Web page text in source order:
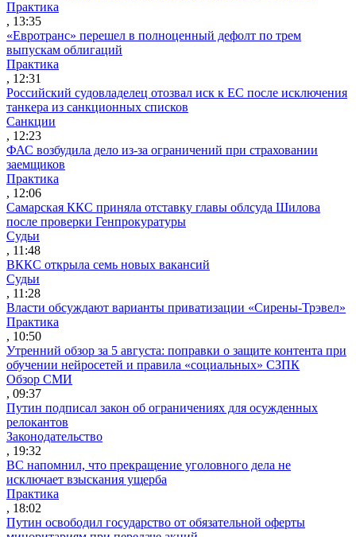
Практика
, 13:35
«Евротранс» перешел в полноценный дефолт по трем
выпускам облигаций
Практика
, 12:31
Российский судовладелец отозвал иск к ЕС после исключения
танкера из санкционных списков
Санкции
, 12:23
ФАС возбудила дело из-за ограничений при страховании
заемщиков
Практика
, 12:06
Самарская ККС приняла отставку главы облсуда Шилова
после проверки Генпрокуратуры
Судьи
, 11:48
ВККС открыла семь новых вакансий
Судьи
, 11:28
Власти обсуждают варианты приватизации «Сирены-Трэвел»
Практика
, 10:50
Утренний обзор за 5 августа: поправки о защите контента при
обучении нейросетей и правила «социальных» СЗПК
Обзор СМИ
, 09:37
Путин подписал закон об ограничениях для осужденных
релокантов
Законодательство
, 19:32
ВС напомнил, что прекращение уголовного дела не
исключает взыскания ущерба
Практика
, 18:02
Путин освободил государство от обязательной оферты